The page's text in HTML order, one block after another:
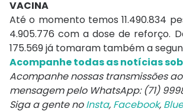
VACINA
Até o momento temos 11.490.834
4.905.776 com a dose de reforço.
175.569 já tomaram também a
Acompanhetodas as notícias
Acompanhe nossas transmissões
mensagem pelo WhatsApp: (71)
Siga a gente noInsta, Facebook,